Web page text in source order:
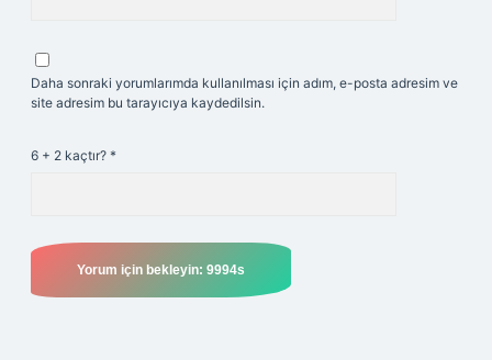
Daha sonraki yorumlarımda kullanılması için adım, e-posta adresim ve
site adresim bu tarayıcıya kaydedilsin.
6 + 2 kaçtır? *